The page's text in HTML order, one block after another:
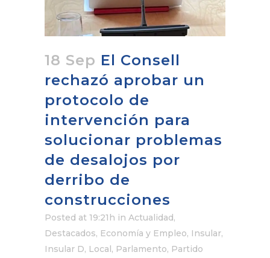
18 Sep El Consell
rechazó aprobar un
protocolo de
intervención para
solucionar problemas
de desalojos por
derribo de
construcciones
Posted at 19:21h in Actualidad,
Destacados, Economía y Empleo, Insular,
Insular D, Local, Parlamento, Partido